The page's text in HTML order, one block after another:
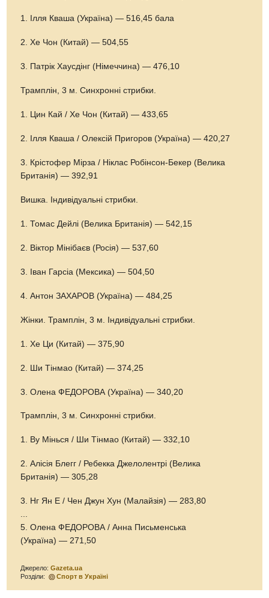
1. Ілля Кваша (Україна) — 516,45 бала
2. Хе Чон (Китай) — 504,55
3. Патрік Хаусдінг (Німеччина) — 476,10
Трамплін, 3 м. Синхронні стрибки.
1. Цин Кай / Хе Чон (Китай) — 433,65
2. Ілля Кваша / Олексій Пригоров (Україна) — 420,27
3. Крістофер Мірза / Ніклас Робінсон-Бекер (Велика
Британія) — 392,91
Вишка. Індивідуальні стрибки.
1. Томас Дейлі (Велика Британія) — 542,15
2. Віктор Мінібаєв (Росія) — 537,60
3. Іван Гарсіа (Мексика) — 504,50
4. Антон ЗАХАРОВ (Україна) — 484,25
Жінки. Трамплін, 3 м. Індивідуальні стрибки.
1. Хе Ци (Китай) — 375,90
2. Ши Тінмао (Китай) — 374,25
3. Олена ФЕДОРОВА (Україна) — 340,20
Трамплін, 3 м. Синхронні стрибки.
1. Ву Мінься / Ши Тінмао (Китай) — 332,10
2. Алісія Блегг / Ребекка Джелолентрі (Велика
Британія) — 305,28
3. Нг Ян Е / Чен Джун Хун (Малайзія) — 283,80
...
5. Олена ФЕДОРОВА / Анна Письменська
(Україна) — 271,50
Джерело:Gazeta.ua
Розділи:
Спорт в Україні